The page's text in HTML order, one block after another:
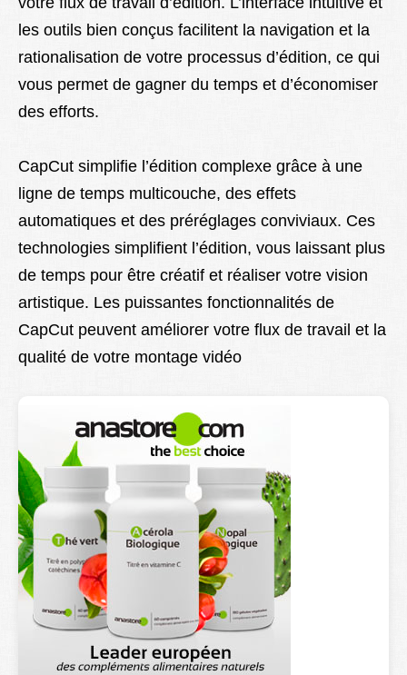
les outils bien conçus facilitent la navigation et la
rationalisation de votre processus d’édition, ce qui
vous permet de gagner du temps et d’économiser
des efforts.
CapCut simplifie l’édition complexe grâce à une
ligne de temps multicouche, des effets
automatiques et des préréglages conviviaux. Ces
technologies simplifient l’édition, vous laissant plus
de temps pour être créatif et réaliser votre vision
artistique. Les puissantes fonctionnalités de
CapCut peuvent améliorer votre flux de travail et la
qualité de votre montage vidéo